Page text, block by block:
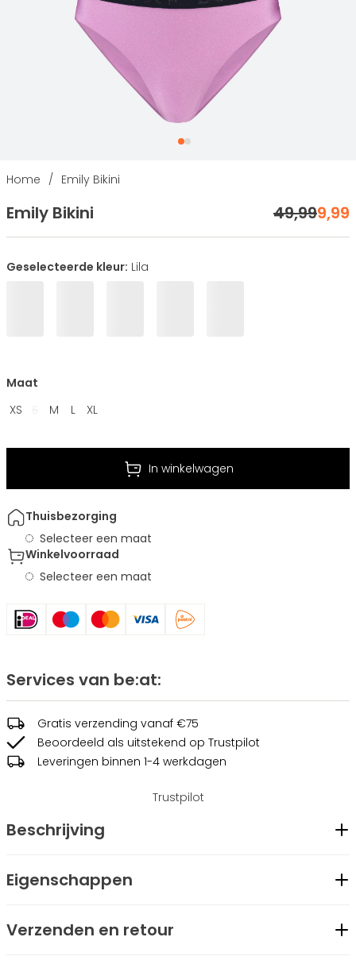
Home / Emily Bikini
Emily Bikini 49,999,99
Geselecteerde kleur: Lila
Maat
XS
M L XL
In winkelwagen
Thuisbezorging
Selecteer een maat
Winkelvoorraad
Selecteer een maat
Services van be:at:
Gratis verzending vanaf €75
Beoordeeld als uitstekend op Trustpilot
Leveringen binnen 1-4 werkdagen
Trustpilot
Beschrijving
voorgevormde cups. Het topje en broekje bevatten een
Eigenschappen
Merk
be:at
Verzenden en retour